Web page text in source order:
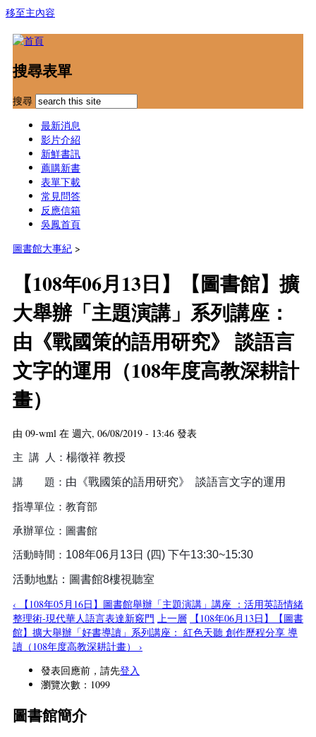
移至主內容
搜尋表單
搜尋
最新消息
影片介紹
新鮮書訊
薦購新書
表單下載
常見問答
反應信箱
吳鳳首頁
圖書館大事紀 >
【108年06月13日】【圖書館】擴
大舉辦「主題演講」系列講座：
由《戰國策的語用研究》 談語言
文字的運用（108年度高教深耕計
畫）
由 09-wml 在 週六, 06/08/2019 - 13:46 發表
主 講 人： 楊徵祥 教授
講 題： 由《戰國策的語用研究》 談語言文字的運用
指導單位：教育部
承辦單位：圖書館
活動時間： 108年06月13日 (四) 下午13:30~15:30
活動地點：圖書館8樓視聽室
‹ 【108年05月16日】圖書館舉辦「主題演講」講座 ：活用英語情緒
整理術-現代華人語言表達新竅門 上一層
【108年06月13日】【圖書
館】擴大舉辦「好書導讀」系列講座： 紅色天聽 創作歷程分享 導
讀（108年度高教深耕計畫） ›
發表回應前，請先登入
瀏覽次數：1099
圖書館簡介